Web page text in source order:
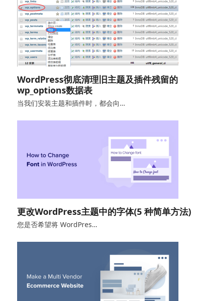
WordPress彻底清理旧主题及插件残留的
wp_options数据表
当我们安装主题和插件时，都会向…
更改WordPress主题中的字体(5 种简单方法)
您是否希望将 WordPres…